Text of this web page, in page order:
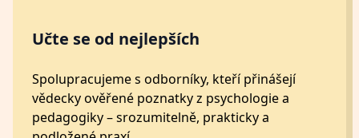
Učte se od nejlepších
Spolupracujeme s odborníky, kteří přinášejí
vědecky ověřené poznatky z psychologie a
pedagogiky – srozumitelně, prakticky a